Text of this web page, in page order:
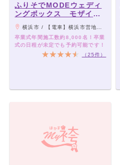
ふりそでMODEウェディ
ングボックス モザイク
モール港北店
横浜市 / 【電車】横浜市営地下鉄(ブルーライン・グリーンライン) センター北駅下車すぐ 【車】第三京浜道路 都筑ICより6km・約15分 / 東名高速道路 横浜青葉ICより5km・約10分
卒業式年間施工数約8,000名！卒業
式の日程が未定でも予約可能です！
（25件）